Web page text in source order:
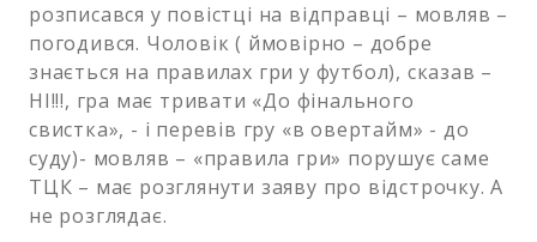
розписався у повістці на відправці – мовляв –
погодився. Чоловік ( ймовірно – добре
знається на правилах гри у футбол), сказав –
НІ!!!, гра має тривати «До фінального
свистка», - і перевів гру «в овертайм» - до
суду)- мовляв – «правила гри» порушує саме
ТЦК – має розглянути заяву про відстрочку. А
не розглядає.